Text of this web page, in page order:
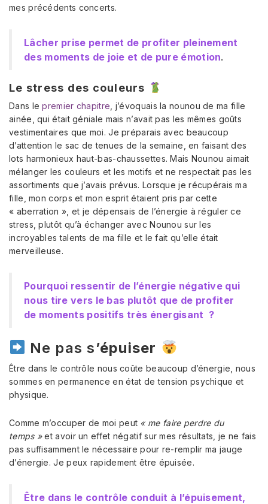
mes précédents concerts.
Lâcher prise permet de profiter pleinement
des moments de joie et de pure émotion.
Le stress des couleurs
Dans lepremier chapitre , j’évoquais la nounou de ma fille
ainée, qui était géniale mais n’avait pas les mêmes goûts
vestimentaires que moi. Je préparais avec beaucoup
d’attention le sac de tenues de la semaine, en faisant des
lots harmonieux haut-bas-chaussettes. Mais Nounou aimait
mélanger les couleurs et les motifs et ne respectait pas les
assortiments que j’avais prévus. Lorsque je récupérais ma
fille, mon corps et mon esprit étaient pris par cette
« aberration », et je dépensais de l’énergie à réguler ce
stress, plutôt qu’à échanger avec Nounou sur les
incroyables talents de ma fille et le fait qu’elle était
merveilleuse.
Pourquoi ressentir de l’énergie négative qui
nous tire vers le bas plutôt que de profiter
de moments positifs très énergisant ?
Ne pas s’épuiser
Être dans le contrôle nous coûte beaucoup d’énergie, nous
sommes en permanence en état de tension psychique et
physique.
Comme m’occuper de moi peut « me faire perdre du
temps »et avoir un effet négatif sur mes résultats, je ne fais
pas suffisamment le nécessaire pour re-remplir ma jauge
d’énergie. Je peux rapidement être épuisée.
Être dans le contrôle conduit à l’épuisement,